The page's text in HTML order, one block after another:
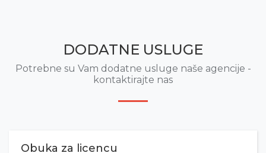
DODATNE USLUGE
Potrebne su Vam dodatne usluge naše agencije -
kontaktirajte nas
Obuka za licencu